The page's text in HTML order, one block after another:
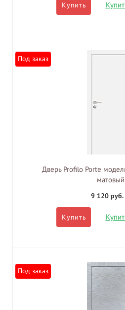
Купить
Под заказ
Дверь Profilo Porte
матовый
9 120 руб.
Купить
Под заказ